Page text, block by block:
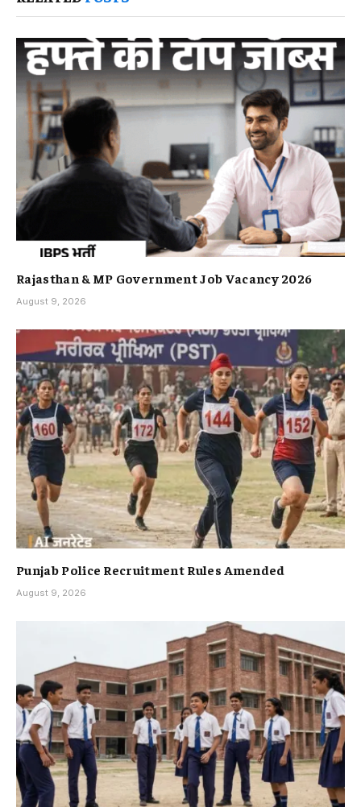
Rajasthan & MP Government Job Vacancy 2026
August 9, 2026
Punjab Police Recruitment Rules Amended
August 9, 2026